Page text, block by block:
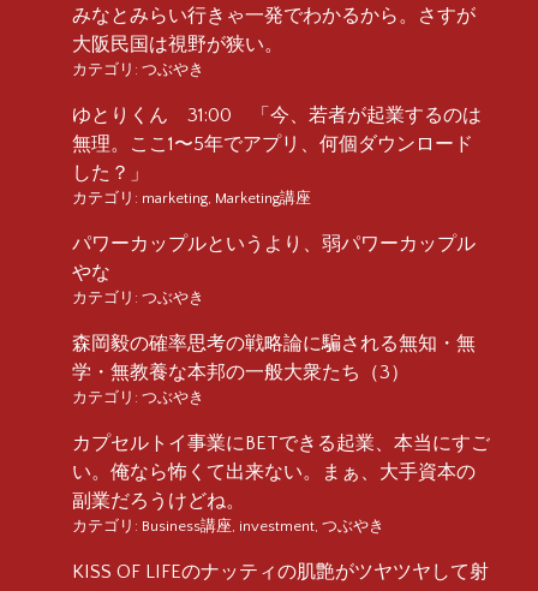
みなとみらい行きゃ一発でわかるから。さすが
大阪民国は視野が狭い。
カテゴリ: つぶやき
ゆとりくん 31:00 「今、若者が起業するのは
無理。ここ1〜5年でアプリ、何個ダウンロード
した？」
カテゴリ: marketing Marketing講座
パワーカップルというより、弱パワーカップル
やな
カテゴリ: つぶやき
森岡毅の確率思考の戦略論に騙される無知・無
学・無教養な本邦の一般大衆たち（3）
カテゴリ: つぶやき
カプセルトイ事業にBETできる起業、本当にすご
い。俺なら怖くて出来ない。まぁ、大手資本の
副業だろうけどね。
カテゴリ: Business講座 investment つぶやき
KISS OF LIFEのナッティの肌艶がツヤツヤして射